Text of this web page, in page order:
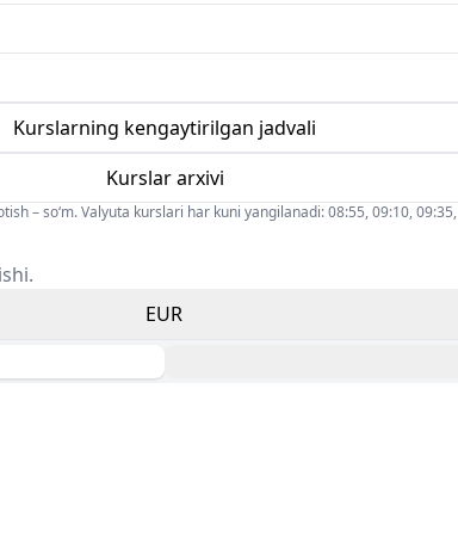
Kurslarning kengaytirilgan jadvali
Kurslar arxivi
– so‘m. Valyuta kurslari har kuni yangilanadi: 08:55, 09:10,
EUR